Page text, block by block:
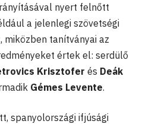
nyert felnőtt
a jelenlegi szövetségi
, miközben tanítványai az
értek el: serdülő
Krisztofer és Deák
Gémes Levente.
spanyolországi ifjúsági